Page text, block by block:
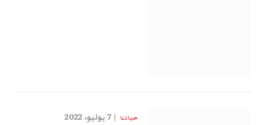
حياتنا 7 يوليو، 2022